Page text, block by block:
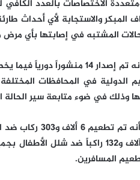
الاختصاصات بالعدد
المبكر والاستجابة لأي أحداث
المشتبه في إصابتها بأي
واوضح ” عيد” أنه تم إصدار
وذلك في ضوء متابعة سير الحالة
إلى تطعيم ٨ آلاف و١٣٢ راكباً ضد
المسافرين.